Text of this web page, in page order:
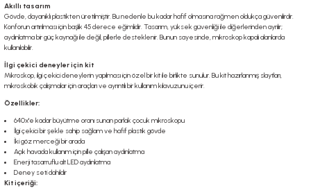
Akıllı tasarım
Gövde, dayanıklı plastikten üretilmiştir. Bu nedenle bu kadar hafif olmasına rağmen oldukça güvenilirdir.
Konforun artırılması için başlık 45 derece eğimlidir. Tasarım, yüksek güvenliği ile diğerlerinden ayrılır;
aydınlatma bir güç kaynağı ile değil, pillerle desteklenir. Bunun sayesinde, mikroskop kapalı alanlarda
kullanılabilir.
İlgi çekici deneyler için kit
Mikroskop, ilgi çekici deneylerin yapılması için özel bir kit ile birlikte sunulur. Bu kit hazırlanmış slaytları,
mikroskobik çalışmalar için araçları ve ayrıntılı bir kullanım kılavuzunu içerir.
Özellikler:
640x'e kadar büyütme oranı sunan parlak çocuk mikroskopu
İlgi çekici bir şekle sahip sağlam ve hafif plastik gövde
İki göz merceği bir arada
Açık havada kullanım için pille çalışan aydınlatma
Enerji tasarruflu alt LED aydınlatma
Deney seti dahildir
Kit içeriği: